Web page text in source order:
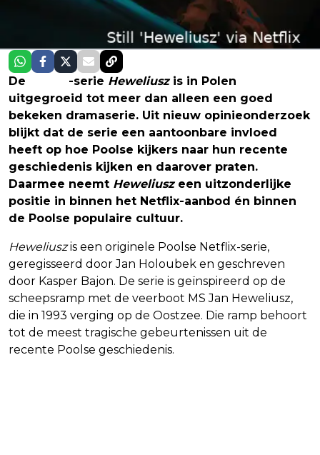
De -serie Heweliuszis in Polen
uitgegroeid tot meer dan alleen een goed
bekeken dramaserie. Uit nieuw opinieonderzoek
blijkt dat de serie een aantoonbare invloed
heeft op hoe Poolse kijkers naar hun recente
geschiedenis kijken en daarover praten.
Daarmee neemt Heweliuszeen uitzonderlijke
positie in binnen het Netflix-aanbod én binnen
de Poolse populaire cultuur.
Heweliuszis een originele Poolse Netflix-serie,
geregisseerd door Jan Holoubek en geschreven
door Kasper Bajon. De serie is geïnspireerd op de
scheepsramp met de veerboot MS Jan Heweliusz,
die in 1993 verging op de Oostzee. Die ramp behoort
tot de meest tragische gebeurtenissen uit de
recente Poolse geschiedenis.